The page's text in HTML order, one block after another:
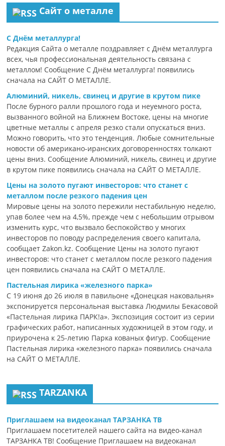
Сайт о металле
С Днём металлурга!
Редакция Сайта о металле поздравляет с Днём металлурга
всех, чья профессиональная деятельность связана с
металлом! Сообщение С Днём металлурга! появились
сначала на САЙТ О МЕТАЛЛЕ.
Алюминий, никель, свинец и другие в крутом пике
После бурного ралли прошлого года и неуемного роста,
вызванного войной на Ближнем Востоке, цены на многие
цветные металлы с апреля резко стали опускаться вниз.
Можно говорить, что это тенденция. Любые сомнительные
новости об американо-иранских договоренностях толкают
цены вниз. Сообщение Алюминий, никель, свинец и другие
в крутом пике появились сначала на САЙТ О МЕТАЛЛЕ.
Цены на золото пугают инвесторов: что станет с
металлом после резкого падения цен
Мировые цены на золото пережили нестабильную неделю,
упав более чем на 4,5%, прежде чем с небольшим отрывом
изменить курс, что вызвало беспокойство у многих
инвесторов по поводу распределения своего капитала,
сообщает Zakon.kz. Сообщение Цены на золото пугают
инвесторов: что станет с металлом после резкого падения
цен появились сначала на САЙТ О МЕТАЛЛЕ.
Пастельная лирика «железного парка»
С 19 июня до 26 июля в павильоне «Донецкая наковальня»
экспонируется персональная выставка Людмилы Бекасовой
«Пастельная лирика ПАРК!а». Экспозиция состоит из серии
графических работ, написанных художницей в этом году, и
приурочена к 25-летию Парка кованых фигур. Сообщение
Пастельная лирика «железного парка» появились сначала
на САЙТ О МЕТАЛЛЕ.
TARZANKA
Приглашаем на видеоканал ТАРЗАНКА ТВ
Приглашаем посетителей нашего сайта на видео-канал
ТАРЗАНКА ТВ! Сообщение Приглашаем на видеоканал